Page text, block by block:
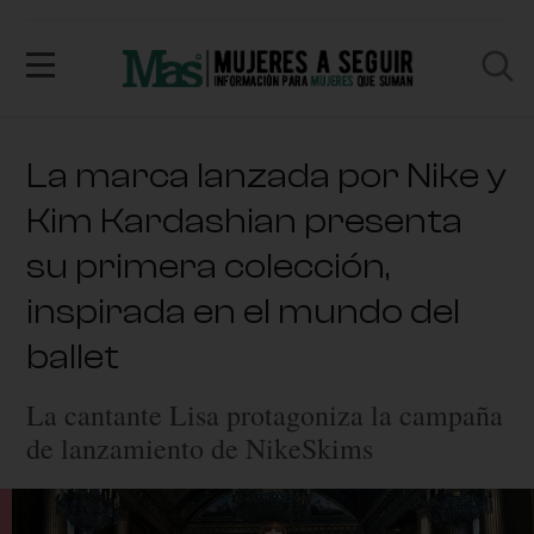
La marca lanzada por Nike y
Kim Kardashian presenta
su primera colección,
inspirada en el mundo del
ballet
La cantante Lisa protagoniza la campaña
de lanzamiento de NikeSkims